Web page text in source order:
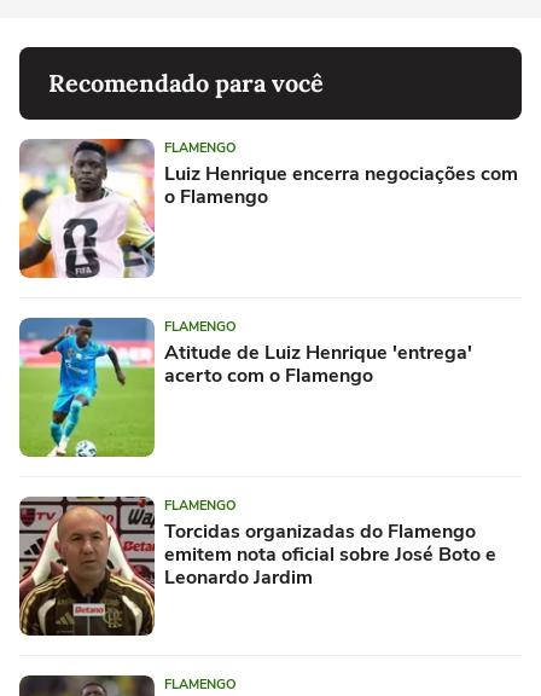
Recomendado para você
FLAMENGO
Luiz Henrique encerra negociações com
o Flamengo
FLAMENGO
Atitude de Luiz Henrique 'entrega'
acerto com o Flamengo
FLAMENGO
Torcidas organizadas do Flamengo
emitem nota oficial sobre José Boto e
Leonardo Jardim
FLAMENGO